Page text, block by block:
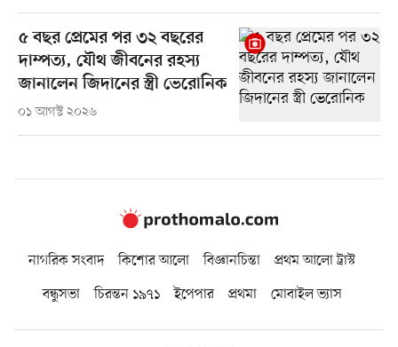
৫ বছর প্রেমের পর ৩২ বছরের
দাম্পত্য, যৌথ জীবনের রহস্য
জানালেন জিদানের স্ত্রী ভেরোনিক
০১ আগস্ট ২০২৬
নাগরিক সংবাদ কিশোর আলো বিজ্ঞানচিন্তা
প্রথম আলো ট্রাস্ট
বন্ধুসভা
চিরন্তন ১৯৭১ ইপেপার প্রথমা মোবাইল ভ্যাস